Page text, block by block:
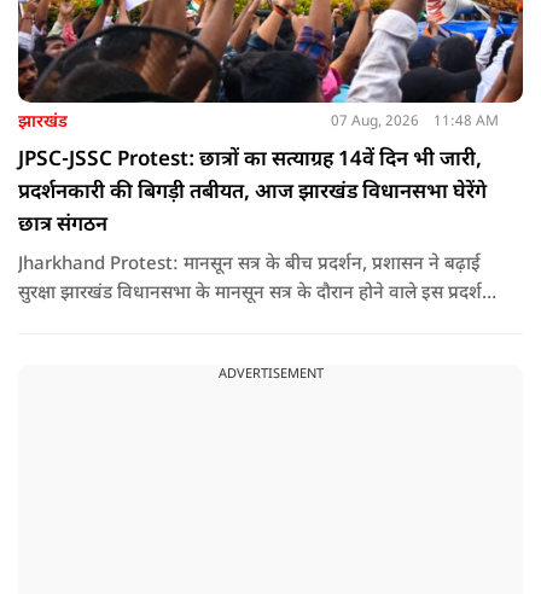
झारखंड 07 Aug, 2026 11:48 AM
JPSC-JSSC Protest: छात्रों का सत्याग्रह 14वें दिन भी जारी,
प्रदर्शनकारी की बिगड़ी तबीयत, आज झारखंड विधानसभा घेरेंगे
छात्र संगठन
Jharkhand Protest: मानसून सत्र के बीच प्रदर्शन, प्रशासन ने बढ़ाई
सुरक्षा झारखंड विधानसभा के मानसून सत्र के दौरान होने वाले इस प्रदर्शन
जनाधिकार महासभा के आह्वान पर आयोजित किया जा रहा है.
ADVERTISEMENT